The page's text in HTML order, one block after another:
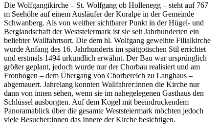
Die Wolfgangikirche – St. Wolfgang ob Hollenegg – steht auf 767
m Seehöhe auf einem Ausläufer der Koralpe in der Gemeinde
Schwanberg. Als von weither sichtbarer Punkt in der Hügel- und
Berglandschaft der Weststeiermark ist sie seit Jahrhunderten ein
beliebter Wallfahrtsort. Die dem hl. Wolfgang geweihte Filialkirche
wurde Anfang des 16. Jahrhunderts im spätgotischen Stil errichtet
und erstmals 1494 urkundlich erwähnt. Der Bau war ursprünglich
größer geplant, jedoch wurde nur der Chorbau realisiert und am
Fronbogen – dem Übergang von Chorbereich zu Langhaus –
abgemauert. Jahrelang konnten Wallfahrer:innen die Kirche nur
dann von innen sehen, wenn sie im nahegelegenen Gasthaus den
Schlüssel ausborgten. Auf dem Kogel mit beeindruckendem
Panoramablick über die gesamte Weststeiermark möchten jedoch
viele Besucher:innen das Innere der Kirche besichtigen.